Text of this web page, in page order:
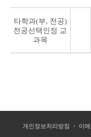
타학과(부, 전공)
전공선택인정 교
과목
개인정보처리방침 이